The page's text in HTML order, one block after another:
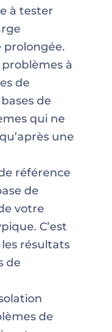
à tester
à
de
de
qui ne
une
référence
de
votre
C’est
résultats
de
de